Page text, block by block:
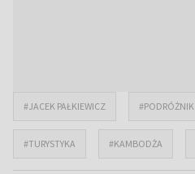
#JACEK PAŁKIEWICZ #PODRÓŻNIK
#TURYSTYKA #KAMBODŻA